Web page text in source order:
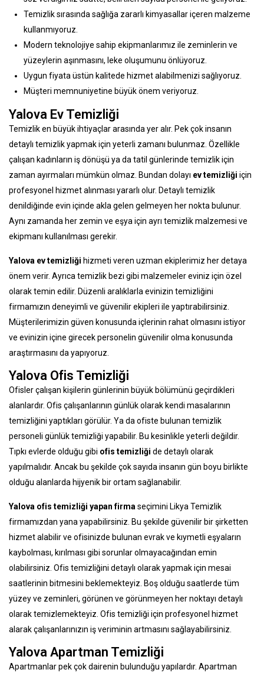
Temizlik sırasında sağlığa zararlı kimyasallar içeren malzeme
kullanmıyoruz.
Modern teknolojiye sahip ekipmanlarımız ile zeminlerin ve
yüzeylerin aşınmasını, leke oluşumunu önlüyoruz.
Uygun fiyata üstün kalitede hizmet alabilmenizi sağlıyoruz.
Müşteri memnuniyetine büyük önem veriyoruz.
Yalova Ev Temizliği
Temizlik en büyük ihtiyaçlar arasında yer alır. Pek çok insanın
detaylı temizlik yapmak için yeterli zamanı bulunmaz. Özellikle
çalışan kadınların iş dönüşü ya da tatil günlerinde temizlik için
zaman ayırmaları mümkün olmaz. Bundan dolayı ev temizliği için
profesyonel hizmet alınması yararlı olur. Detaylı temizlik
denildiğinde evin içinde akla gelen gelmeyen her nokta bulunur.
Aynı zamanda her zemin ve eşya için ayrı temizlik malzemesi ve
ekipmanı kullanılması gerekir.
Yalova ev temizliği hizmeti veren uzman ekiplerimiz her detaya
önem verir. Ayrıca temizlik bezi gibi malzemeler eviniz için özel
olarak temin edilir. Düzenli aralıklarla evinizin temizliğini
firmamızın deneyimli ve güvenilir ekipleri ile yaptırabilirsiniz.
Müşterilerimizin güven konusunda içlerinin rahat olmasını istiyor
ve evinizin içine girecek personelin güvenilir olma konusunda
araştırmasını da yapıyoruz.
Yalova Ofis Temizliği
Ofisler çalışan kişilerin günlerinin büyük bölümünü geçirdikleri
alanlardır. Ofis çalışanlarının günlük olarak kendi masalarının
temizliğini yaptıkları görülür. Ya da ofiste bulunan temizlik
personeli günlük temizliği yapabilir. Bu kesinlikle yeterli değildir.
Tıpkı evlerde olduğu gibi ofis temizliği de detaylı olarak
yapılmalıdır. Ancak bu şekilde çok sayıda insanın gün boyu birlikte
olduğu alanlarda hijyenik bir ortam sağlanabilir.
Yalova ofis temizliği yapan firma seçimini Likya Temizlik
firmamızdan yana yapabilirsiniz. Bu şekilde güvenilir bir şirketten
hizmet alabilir ve ofisinizde bulunan evrak ve kıymetli eşyaların
kaybolması, kırılması gibi sorunlar olmayacağından emin
olabilirsiniz. Ofis temizliğini detaylı olarak yapmak için mesai
saatlerinin bitmesini beklemekteyiz. Boş olduğu saatlerde tüm
yüzey ve zeminleri, görünen ve görünmeyen her noktayı detaylı
olarak temizlemekteyiz. Ofis temizliği için profesyonel hizmet
alarak çalışanlarınızın iş veriminin artmasını sağlayabilirsiniz.
Yalova Apartman Temizliği
Apartmanlar pek çok dairenin bulunduğu yapılardır. Apartman